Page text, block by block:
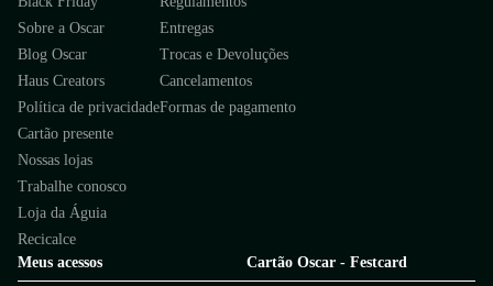
Sobre a Oscar
Blog Oscar
Haus Creators
Política de privacidade
Cartão presente
Nossas lojas
Trabalhe conosco
Loja da Águia
Recicalce
Entregas
Trocas e Devoluções
Cancelamentos
Formas de pagamento
Meus acessos
Cartão Oscar - Festcard